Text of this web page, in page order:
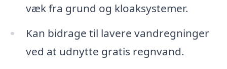
væk fra grund og kloaksystemer.
Kan bidrage til lavere vandregninger
ved at udnytte gratis regnvand.